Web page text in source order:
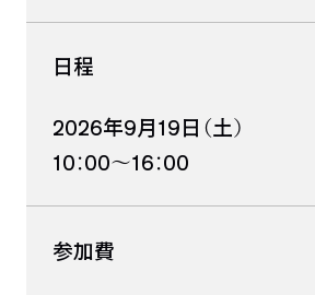
日程
2026年9月19日（土）
10：00〜16：00
参加費